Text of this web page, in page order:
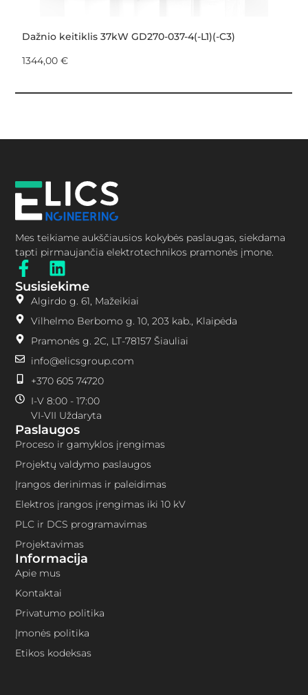
Dažnio keitiklis 37kW GD270-037-4(-L1)(-C3)
1344,00€
Mes teikiame aukščiausios kokybės paslaugas, siekdama
tapti pirmaujančia elektrotechnikos pramonės įmone.
Paslaugos
Proceso ir gamyklos įrengimas
Projektų valdymo paslaugos
Įrangos derinimas ir paleidimas
Elektros įrangos įrengimas iki 10 kV
PLC ir DCS programavimas
Projektavimas
Informacija
Apie mus
Kontaktai
Privatumo politika
Įmonės politika
Etikos kodeksas
Susisiekime
Algirdo g. 61, Mažeikiai
Vilhelmo Berbomo g. 10, 203 kab., Klaipėda
Pramonės g. 2C, LT-78157 Šiauliai
info@elicsgroup.com
+370 605 74720
I-V 8:00 - 17:00
VI-VII Uždaryta